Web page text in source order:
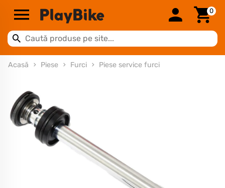
0
Acasă Piese Furci Piese service furci